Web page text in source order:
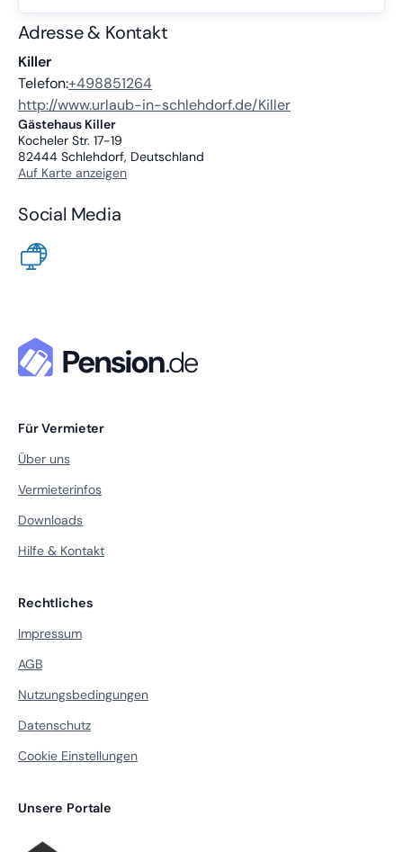
Adresse & Kontakt
Killer
Telefon:+498851264
http://www.urlaub-in-schlehdorf.de/Killer
Gästehaus Killer
Kocheler Str. 17-19
82444 Schlehdorf, Deutschland
Auf Karte anzeigen
Social Media
Für Vermieter
Über uns
Vermieterinfos
Downloads
Hilfe & Kontakt
Rechtliches
Impressum
AGB
Nutzungsbedingungen
Datenschutz
Cookie Einstellungen
Unsere Portale